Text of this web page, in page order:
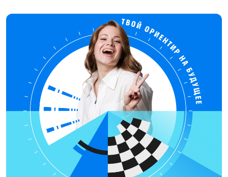
ЧИЛЛЗОНА И УЮТНАЯ КУХНЯ
Можно отвлечься и перезагрузиться:
поиграть в PlayStation и настолки
или сделать кофе и перекусить